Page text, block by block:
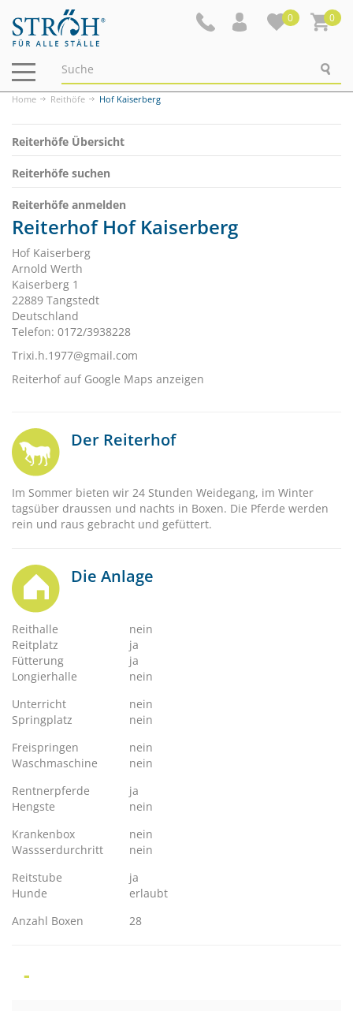
0 0
Navigation
ein-/ausblenden
Home Reithöfe Hof Kaiserberg
Reiterhöfe Übersicht
Reiterhöfe suchen
Reiterhöfe anmelden
Reiterhof Hof Kaiserberg
Hof Kaiserberg
Arnold Werth
Kaiserberg 1
22889 Tangstedt
Deutschland
Telefon: 0172/3938228
Trixi.h.1977@gmail.com
Reiterhof auf Google Maps anzeigen
Der Reiterhof
Im Sommer bieten wir 24 Stunden Weidegang, im Winter
tagsüber draussen und nachts in Boxen. Die Pferde werden
rein und raus gebracht und gefüttert.
Die Anlage
Reithalle
nein
Reitplatz
ja
Fütterung
ja
Longierhalle
nein
Unterricht
nein
Springplatz
nein
Freispringen
nein
Waschmaschine
nein
Rentnerpferde
ja
Hengste
nein
Krankenbox
nein
Wassserdurchritt
nein
Reitstube
ja
Hunde
erlaubt
Anzahl Boxen
28
-